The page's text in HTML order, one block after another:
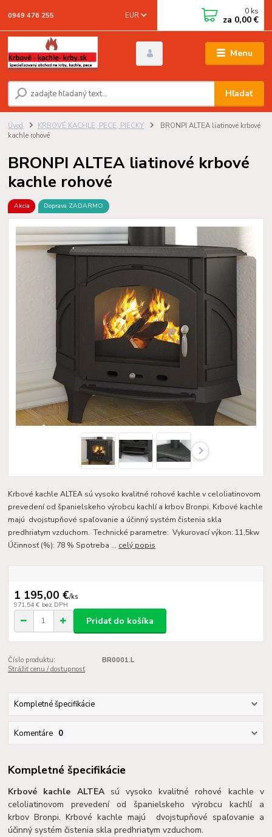
Menu
EUR
Hľadať
0949 476 255 0 ks
za 0,00 €
Úvod KRBOVÉ KACHLE, PECE, PIECKY
BRONPI ALTEA liatinové krbové
kachle rohové
BRONPI ALTEA liatinové krbové
kachle rohové
Akcia Doprava ZADARMO
Krbové kachle ALTEA sú vysoko kvalitné rohové kachle v celoliatinovom
prevedení od španielskeho výrobcu kachlí a krbov Bronpi. Krbové kachle
majú dvojstupňové spaľovanie a účinný systém čistenia skla
predhriatym vzduchom. Technické parametre: Vykurovací výkon: 11,5kw
Účinnosť (%): 78 % Spotreba ... celý popis
1 195,00 €/ks
971,54 € bez DPH
Pridať do košíka
Číslo produktu:
BR0001.L
Strážiť cenu / dostupnosť
Kompletné špecifikácie
Komentáre 0
Kompletné špecifikácie
Krbové kachle ALTEA sú vysoko kvalitné rohové kachle v
celoliatinovom prevedení od španielskeho výrobcu kachlí a
krbov Bronpi. Krbové kachle majú dvojstupňové spaľovanie a
účinný systém čistenia skla predhriatym vzduchom.